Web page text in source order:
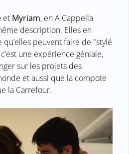
et Myriam, en A Cappella
description. Elles en
peuvent faire de "stylé
une expérience géniale,
sur les projets des
et aussi que la compote
la Carrefour.